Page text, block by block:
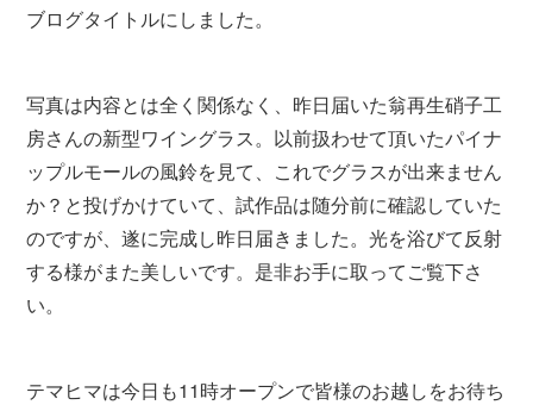
ブログタイトルにしました。
写真は内容とは全く関係なく、昨日届いた翁再生硝子工
房さんの新型ワイングラス。以前扱わせて頂いたパイナ
ップルモールの風鈴を見て、これでグラスが出来ません
か？と投げかけていて、試作品は随分前に確認していた
のですが、遂に完成し昨日届きました。光を浴びて反射
する様がまた美しいです。是非お手に取ってご覧下さ
い。
テマヒマは今日も11時オープンで皆様のお越しをお待ち